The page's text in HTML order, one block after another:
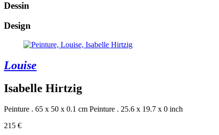
Dessin
Design
Louise
Isabelle Hirtzig
Peinture . 65 x 50 x 0.1 cm Peinture . 25.6 x 19.7 x 0 inch
215 €